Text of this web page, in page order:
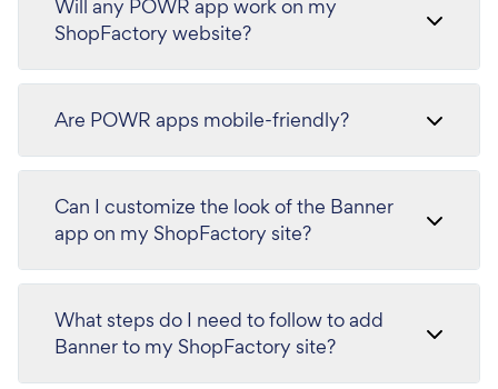
Will any POWR app work on my
ShopFactory website?
Are POWR apps mobile-friendly?
Can I customize the look of the Banner
app on my ShopFactory site?
What steps do I need to follow to add
Banner to my ShopFactory site?